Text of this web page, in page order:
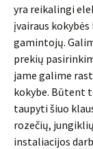
yra reikalingi
įvairaus
gamintojų.
prekių
jame galime
kokybe. Būtent
taupyti šiuo
rozečių,
instaliacijos